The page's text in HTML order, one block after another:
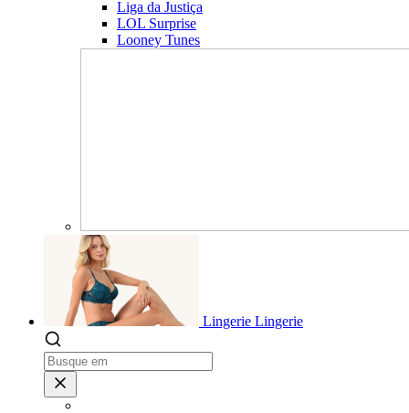
Liga da Justiça
LOL Surprise
Looney Tunes
Lingerie Lingerie